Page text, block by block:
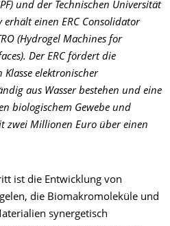
und der Technischen Universität
einen ERC Consolidator
(Hydrogel Machines for
Der ERC fördert die
elektronischer
aus Wasser bestehen und eine
biologischem Gewebe und
zwei Millionen Euro über einen
ist die Entwicklung von
die Biomakromoleküle und
synergetisch